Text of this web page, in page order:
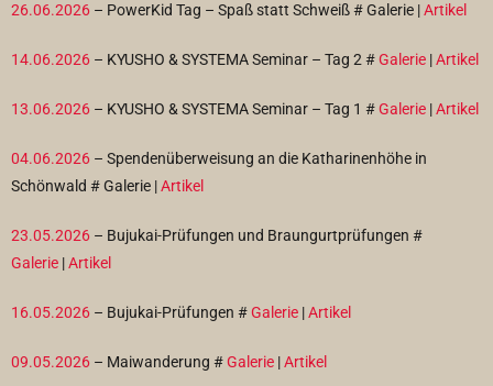
26.06.2026 – PowerKid Tag – Spaß statt Schweiß # Galerie |Artikel
14.06.2026 – KYUSHO & SYSTEMA Seminar – Tag 2 #Galerie |Artikel
13.06.2026 – KYUSHO & SYSTEMA Seminar – Tag 1 #Galerie |Artikel
04.06.2026 – Spendenüberweisung an die Katharinenhöhe in
Schönwald # Galerie |Artikel
23.05.2026 – Bujukai-Prüfungen und Braungurtprüfungen #
Galerie |Artikel
16.05.2026 – Bujukai-Prüfungen #Galerie |Artikel
09.05.2026 – Maiwanderung #Galerie |Artikel